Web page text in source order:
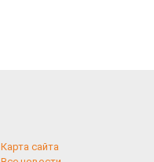
Карта сайта